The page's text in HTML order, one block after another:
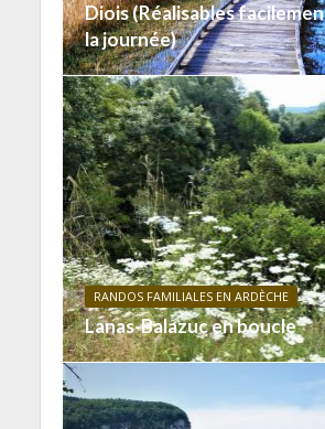
Diois (Réalisables
la journée)
RANDOS FAMILIALES EN ARDÈCHE
Lanas-Balazuc en boucle